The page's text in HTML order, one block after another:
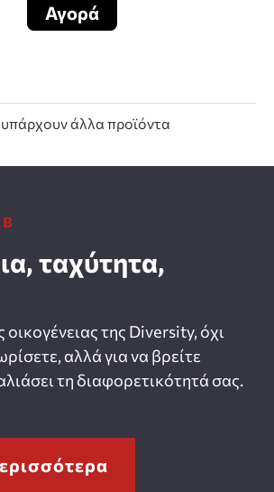
Αγορά
άλλα προϊόντα
ταχύτητα,
οικογένειας της Diversity, όχι
αλλά για να βρείτε
τη διαφορετικότητά σας.